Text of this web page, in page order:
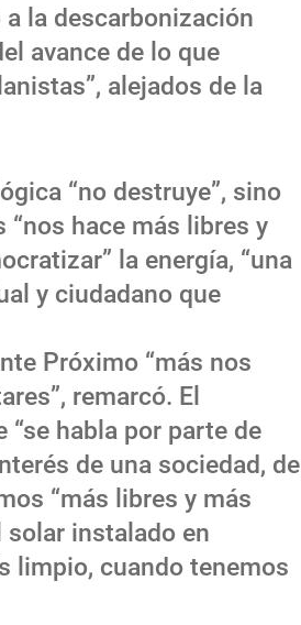
la descarbonización
avance de lo que
alejados de la
“no destruye”, sino
“nos hace más libres y
la energía, “una
y ciudadano que
Próximo “más nos
remarcó. El
habla por parte de
de una sociedad, de
“más libres y más
solar instalado en
limpio, cuando tenemos